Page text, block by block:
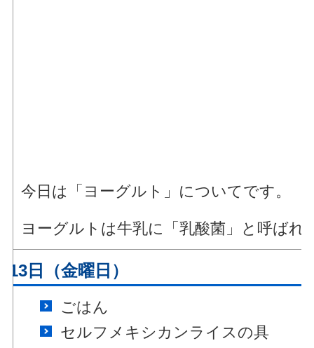
今日は「ヨーグルト」についてです。
ヨーグルトは牛乳に「乳酸菌」と呼ば
13日（金曜日）
ごはん
セルフメキシカンライスの具